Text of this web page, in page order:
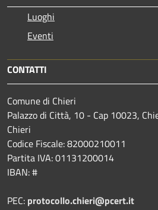
Luoghi
Eventi
CONTATTI
Comune di Chieri
Palazzo di Città, 10 - Cap 10023,
Chieri
Codice Fiscale: 82000210011
Partita IVA: 01131200014
IBAN: #
PEC: protocollo.chieri@pcert.it